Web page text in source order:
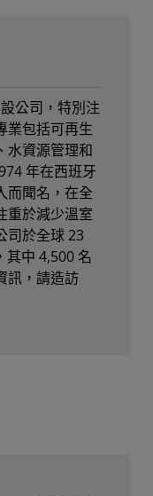
公司，特別注
業包括可再生
水資源管理和
年在西班牙
而聞名，在全
重於減少溫室
司於全球 23
其中 4,500 名
訊，請造訪